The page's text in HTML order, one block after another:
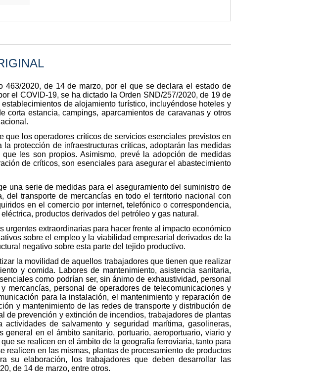
2020, de 14 de marzo, por el que se declara el estado de
el COVID-19, se ha dictado la Orden SND/257/2020, de 19 de
de alojamiento turístico, incluyéndose hoteles y
corta estancia, campings, aparcamientos de caravanas y otros
los operadores críticos de servicios esenciales previstos en
protección de infraestructuras críticas, adoptarán las medidas
les son propios. Asimismo, prevé la adopción de medidas
de críticos, son esenciales para asegurar el abastecimiento
una serie de medidas para el aseguramiento del suministro de
transporte de mercancías en todo el territorio nacional con
en el comercio por internet, telefónico o correspondencia,
productos derivados del petróleo y gas natural.
extraordinarias para hacer frente al impacto económico
sobre el empleo y la viabilidad empresarial derivados de la
negativo sobre esta parte del tejido productivo.
la movilidad de aquellos trabajadores que tienen que realizar
y comida. Labores de mantenimiento, asistencia sanitaria,
como podrían ser, sin ánimo de exhaustividad, personal
mercancías, personal de operadores de telecomunicaciones y
para la instalación, el mantenimiento y reparación de
y mantenimiento de las redes de transporte y distribución de
de prevención y extinción de incendios, trabajadores de plantas
de salvamento y seguridad marítima, gasolineras,
general en el ámbito sanitario, portuario, aeroportuario, viario y
se realicen en el ámbito de la geografía ferroviaria, tanto para
realicen en las mismas, plantas de procesamiento de productos
su elaboración, los trabajadores que deben desarrollar las
de 14 de marzo, entre otros.